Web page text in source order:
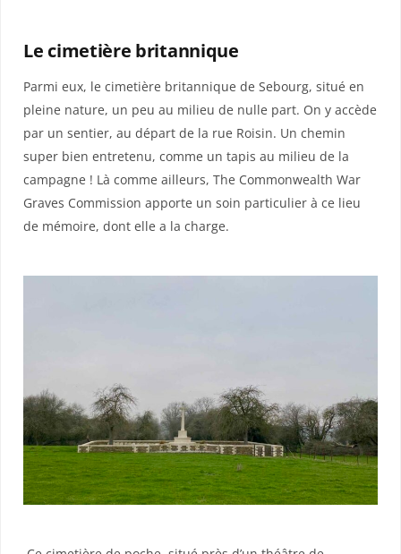
Le cimetière britannique
Parmi eux, le cimetière britannique de Sebourg, situé en
pleine nature, un peu au milieu de nulle part. On y accède
par un sentier, au départ de la rue Roisin. Un chemin
super bien entretenu, comme un tapis au milieu de la
campagne ! Là comme ailleurs, The Commonwealth War
Graves Commission apporte un soin particulier à ce lieu
de mémoire, dont elle a la charge.